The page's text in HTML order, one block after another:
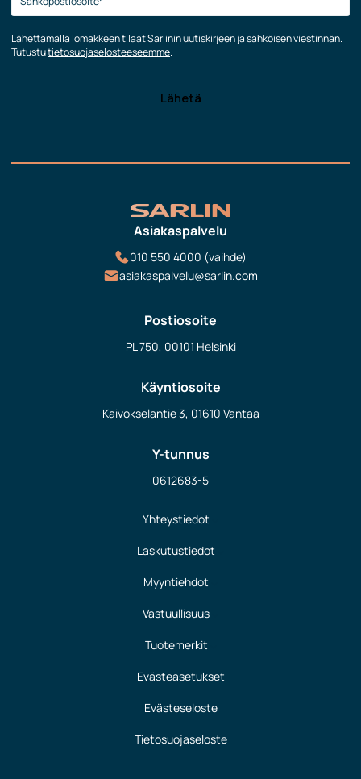
Lähettämällä lomakkeen tilaat Sarlinin uutiskirjeen ja sähköisen viestinnän.
Tutustutietosuojaselosteeseemme.
Asiakaspalvelu
010 550 4000 (vaihde)
asiakaspalvelu@sarlin.com
Postiosoite
PL 750, 00101 Helsinki
Käyntiosoite
Kaivokselantie 3, 01610 Vantaa
Y-tunnus
0612683-5
Yhteystiedot
Laskutustiedot
Myyntiehdot
Vastuullisuus
Tuotemerkit
Evästeasetukset
Evästeseloste
Tietosuojaseloste